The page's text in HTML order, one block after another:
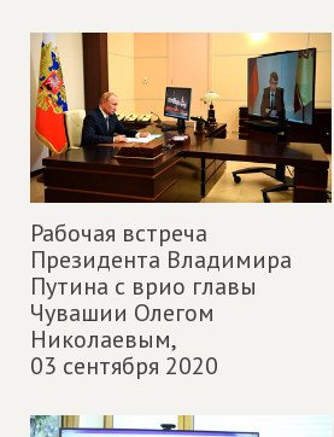
Рабочая встреча
Президента Владимира
Путина с врио главы
Чувашии Олегом
Николаевым,
03 сентября 2020